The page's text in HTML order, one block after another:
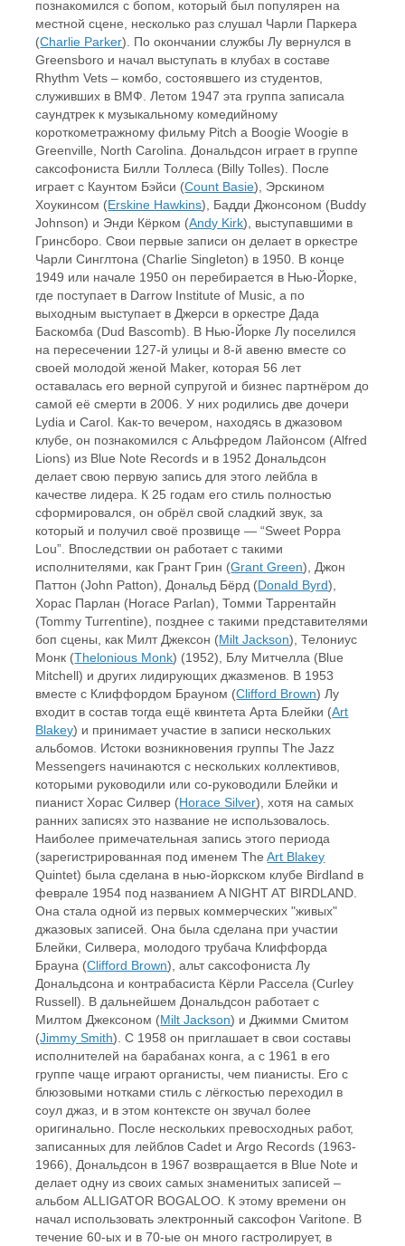
познакомился с бопом, который был популярен на
местной сцене, несколько раз слушал Чарли Паркера
(Charlie Parker). По окончании службы Лу вернулся в
Greensboro и начал выступать в клубах в составе
Rhythm Vets – комбо, состоявшего из студентов,
служивших в ВМФ. Летом 1947 эта группа записала
саундтрек к музыкальному комедийному
короткометражному фильму Pitch a Boogie Woogie в
Greenville, North Carolina. Дональдсон играет в группе
саксофониста Билли Толлеса (Billy Tolles). После
играет с Каунтом Бэйси (Count Basie), Эрскином
Хоукинсом (Erskine Hawkins), Бадди Джонсоном (Buddy
Johnson) и Энди Кёрком (Andy Kirk), выступавшими в
Гринсборо. Свои первые записи он делает в оркестре
Чарли Синглтона (Charlie Singleton) в 1950. В конце
1949 или начале 1950 он перебирается в Нью-Йорке,
где поступает в Darrow Institute of Music, а по
выходным выступает в Джерси в оркестре Дада
Баскомба (Dud Bascomb). В Нью-Йорке Лу поселился
на пересечении 127-й улицы и 8-й авеню вместе со
своей молодой женой Maker, которая 56 лет
оставалась его верной супругой и бизнес партнёром до
самой её смерти в 2006. У них родились две дочери
Lydia и Carol. Как-то вечером, находясь в джазовом
клубе, он познакомился с Альфредом Лайонсом (Alfred
Lions) из Blue Note Records и в 1952 Дональдсон
делает свою первую запись для этого лейбла в
качестве лидера. К 25 годам его стиль полностью
сформировался, он обрёл свой сладкий звук, за
который и получил своё прозвище — “Sweet Poppa
Lou”. Впоследствии он работает с такими
исполнителями, как Грант Грин (Grant Green), Джон
Паттон (John Patton), Дональд Бёрд (Donald Byrd),
Хорас Парлан (Horace Parlan), Томми Таррентайн
(Tommy Turrentine), позднее с такими представителями
боп сцены, как Милт Джексон (Milt Jackson), Телониус
Монк (Thelonious Monk) (1952), Блу Митчелла (Blue
Mitchell) и других лидирующих джазменов. В 1953
вместе с Клиффордом Брауном (Clifford Brown) Лу
входит в состав тогда ещё квинтета Арта Блейки (Art
Blakey) и принимает участие в записи нескольких
альбомов. Истоки возникновения группы The Jazz
Messengers начинаются с нескольких коллективов,
которыми руководили или со-руководили Блейки и
пианист Хорас Силвер (Horace Silver), хотя на самых
ранних записях это название не использовалось.
Наиболее примечательная запись этого периода
(зарегистрированная под именем TheArt Blakey
Quintet) была сделана в нью-йоркском клубе Birdland в
феврале 1954 под названием A NIGHT AT BIRDLAND.
Она стала одной из первых коммерческих "живых"
джазовых записей. Она была сделана при участии
Блейки, Силвера, молодого трубача Клиффорда
Брауна (Clifford Brown), альт саксофониста Лу
Дональдсона и контрабасиста Кёрли Рассела (Curley
Russell). В дальнейшем Дональдсон работает с
Милтом Джексоном (Milt Jackson) и Джимми Смитом
(Jimmy Smith). С 1958 он приглашает в свои составы
исполнителей на барабанах конга, а с 1961 в его
группе чаще играют органисты, чем пианисты. Его с
блюзовыми нотками стиль с лёгкостью переходил в
соул джаз, и в этом контексте он звучал более
оригинально. После нескольких превосходных работ,
записанных для лейблов Cadet и Argo Records (1963-
1966), Дональдсон в 1967 возвращается в Blue Note и
делает одну из своих самых знаменитых записей –
альбом ALLIGATOR BOGALOO. К этому времени он
начал использовать электронный саксофон Varitone. В
течение 60-ых и в 70-ые он много гастролирует, в